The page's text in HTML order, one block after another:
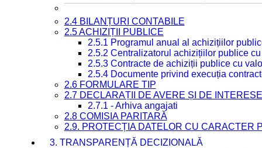
2.4 BILANȚURI CONTABILE
2.5 ACHIZIȚII PUBLICE
2.5.1 Programul anual al achizițiilor
2.5.2 Centralizatorul achizițiilor publice
2.5.3 Contracte de achiziții publice cu
2.5.4 Documente privind execuția
2.6 FORMULARE TIP
2.7 DECLARAȚII DE AVERE ȘI DE INTERESE
2.7.1 - Arhiva angajati
2.8 COMISIA PARITARĂ
2.9. PROTECȚIA DATELOR CU CARACTER
3. TRANSPARENȚĂ DECIZIONALĂ